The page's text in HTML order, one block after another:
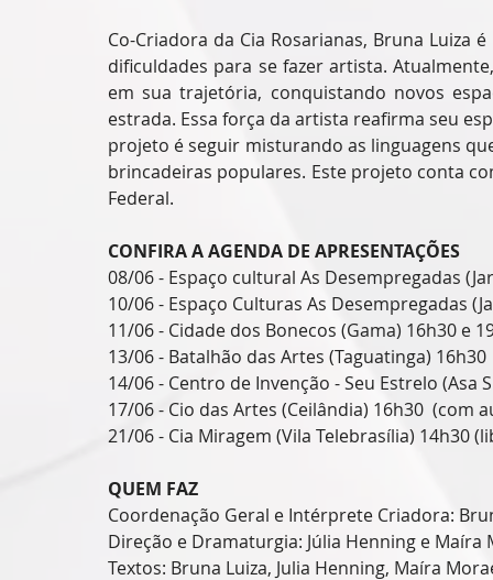
Co-Criadora da Cia Rosarianas, Bruna
dificuldades para se fazer artista.
em sua trajetória, conquistando novos
estrada. Essa força da artista reafirma seu
projeto é seguir misturando as linguagens
brincadeiras populares. Este projeto conta
Federal.
CONFIRA A AGENDA DE APRESENTAÇÕES
08/06 - Espaço cultural As Desempregadas
10/06 - Espaço Culturas As Desempregadas
11/06 - Cidade dos Bonecos (Gama) 16h30 e
13/06 - Batalhão das Artes (Taguatinga)
14/06 - Centro de Invenção - Seu Estrelo (Asa
17/06 - Cio das Artes (Ceilândia) 16h30  (com
21/06 - Cia Miragem (Vila Telebrasília) 14h30
QUEM FAZ
Coordenação Geral e Intérprete Criadora:
Direção e Dramaturgia: Júlia Henning e
Textos: Bruna Luiza, Julia Henning, Maíra